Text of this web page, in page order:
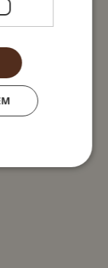
CZECH
RUSSIAN